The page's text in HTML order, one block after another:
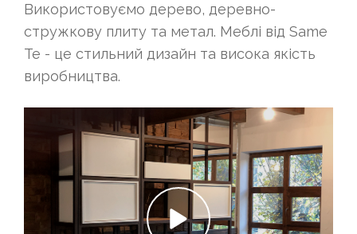
Використовуємо дерево, деревно-
стружкову плиту та метал. Меблі від Same
Te - це стильний дизайн та висока якість
виробництва.